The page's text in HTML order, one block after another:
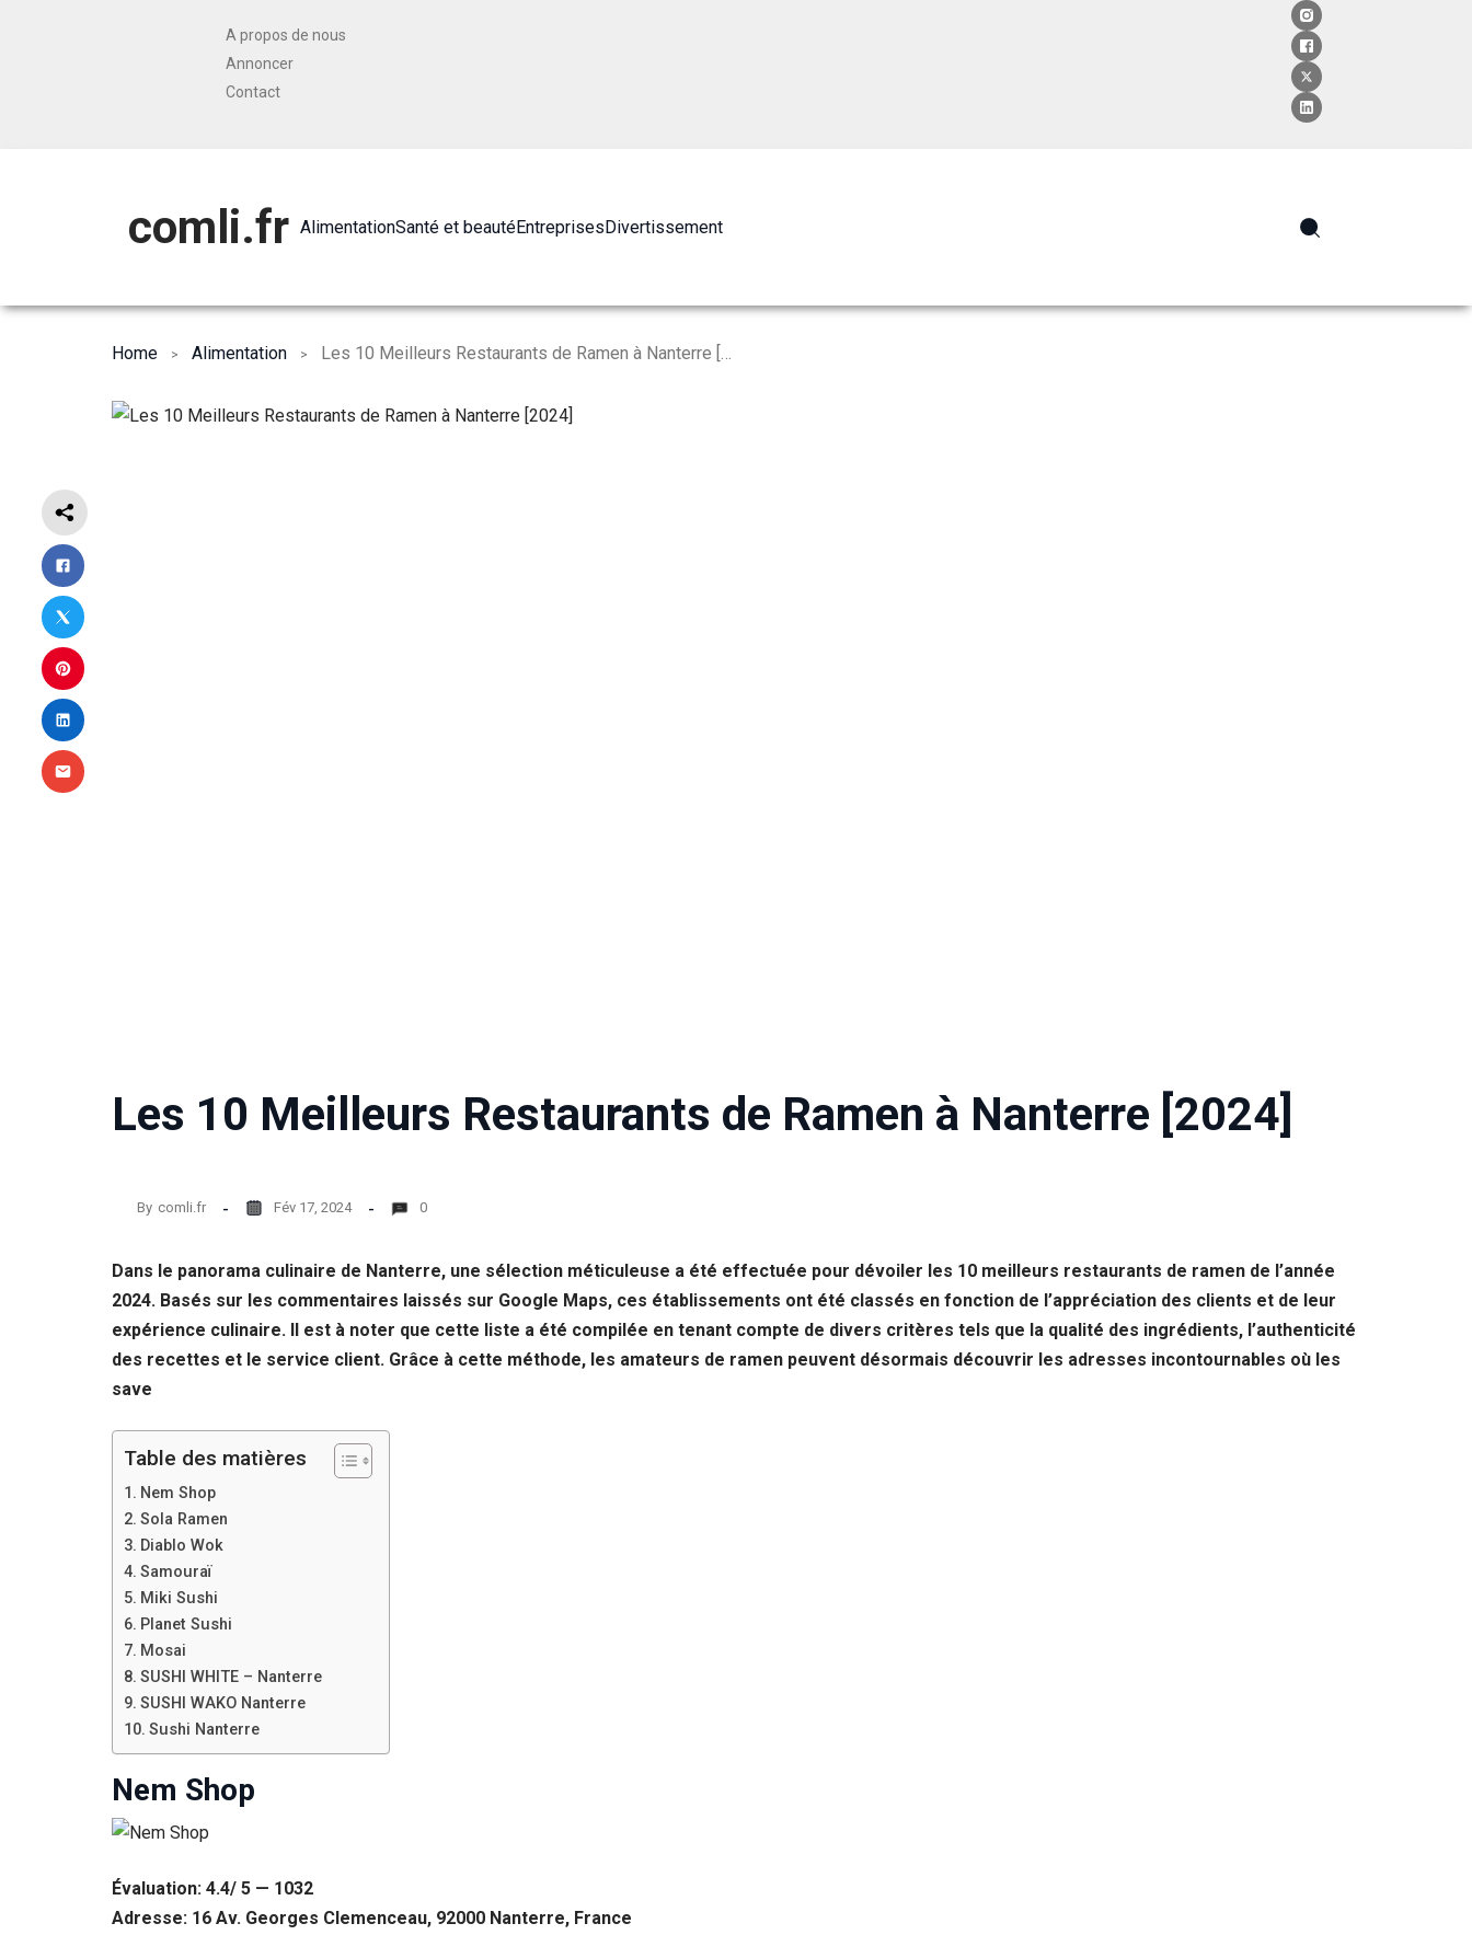
A propos de nous
Annoncer
Contact
comli.fr AlimentationSanté et beautéEntreprisesDivertissement
Home Alimentation Les 10 Meilleurs Restaurants de Ramen à Nanterre [2024]
Les 10 Meilleurs Restaurants de Ramen à Nanterre [2024]
By comli.fr Fév 17, 2024 0
Dans le panorama culinaire de Nanterre, une sélection méticuleuse a été effectuée pour dévoiler les 10 meilleurs restaurants de ramen de l’année
2024. Basés sur les commentaires laissés sur Google Maps, ces établissements ont été classés en fonction de l’appréciation des clients et de leur
expérience culinaire. Il est à noter que cette liste a été compilée en tenant compte de divers critères tels que la qualité des ingrédients, l’authenticité
des recettes et le service client. Grâce à cette méthode, les amateurs de ramen peuvent désormais découvrir les adresses incontournables où les
save
Table des matières
Nem Shop
Sola Ramen
Diablo Wok
Samouraï
Miki Sushi
Planet Sushi
Mosai
SUSHI WHITE – Nanterre
SUSHI WAKO Nanterre
Sushi Nanterre
Nem Shop
Évaluation: 4.4/ 5 — 1032
Adresse: 16 Av. Georges Clemenceau, 92000 Nanterre, France